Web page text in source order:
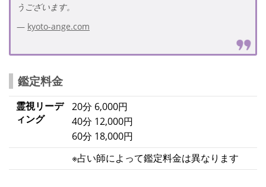
うございます。
kyoto-ange.com
鑑定料金
霊視リーデ
ィング
20分 6,000円
40分 12,000円
60分 18,000円
※占い師によって鑑定料金は異なります